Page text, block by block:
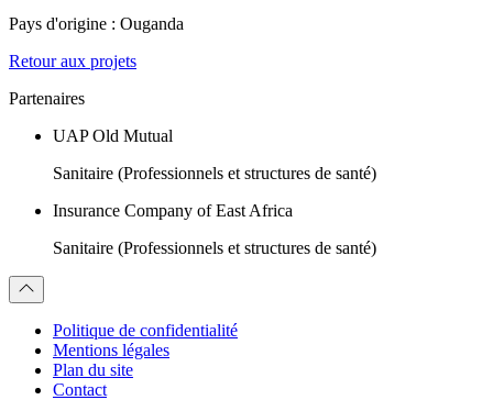
Pays d'origine : Ouganda
Retour aux projets
Partenaires
UAP Old Mutual
Sanitaire (Professionnels et structures de santé)
Insurance Company of East Africa
Sanitaire (Professionnels et structures de santé)
Politique de confidentialité
Mentions légales
Plan du site
Contact